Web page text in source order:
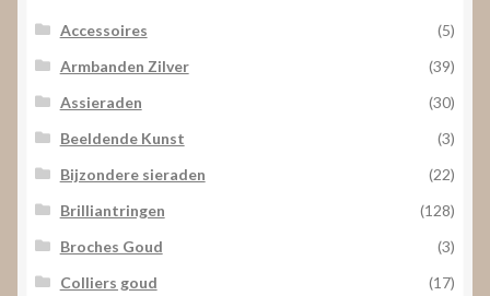
Accessoires
(5)
Armbanden Zilver
(39)
Assieraden
(30)
Beeldende Kunst
(3)
Bijzondere sieraden
(22)
Brilliantringen
(128)
Broches Goud
(3)
Colliers goud
(17)